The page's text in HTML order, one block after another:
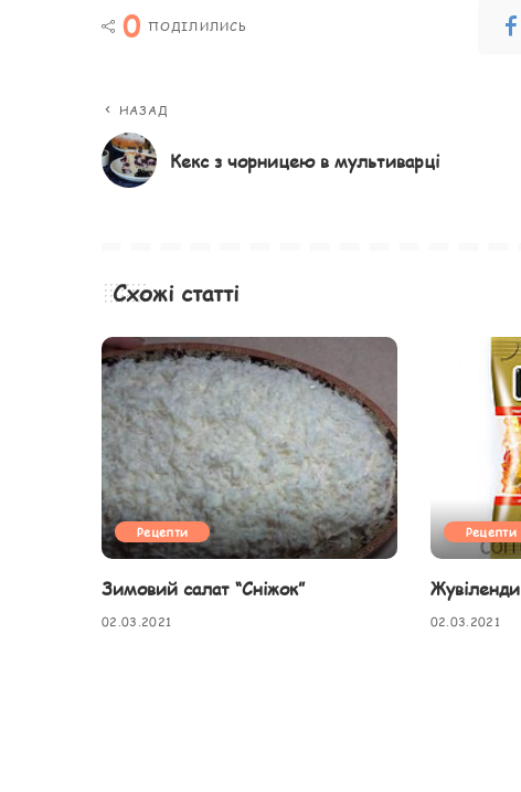
0 ПОДІЛИЛИСЬ
НАЗАД
Кекс з чорницею в мультиварці
Схожі статті
Рецепти
Зимовий салат “Сніжок”
02.03.2021
Рецепти
Жувіленди
02.03.2021